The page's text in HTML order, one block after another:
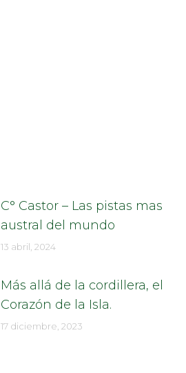
C° Castor – Las pistas mas
austral del mundo
13 abril, 2024
Más allá de la cordillera, el
Corazón de la Isla.
17 diciembre, 2023